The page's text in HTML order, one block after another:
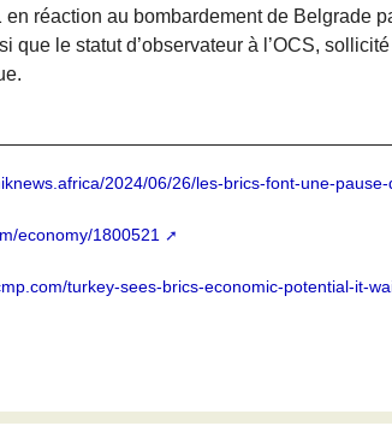
réaction au bombardement de Belgrade
que le statut d’observateur à l’OCS,
2024/06/26/les-brics-font-une-
economy/1800521
turkey-sees-brics-economic-potential-it-